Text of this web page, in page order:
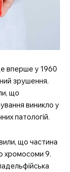
вперше у 1960
зрушення.
що
виникло у
патологій.
що частина
хромосоми 9.